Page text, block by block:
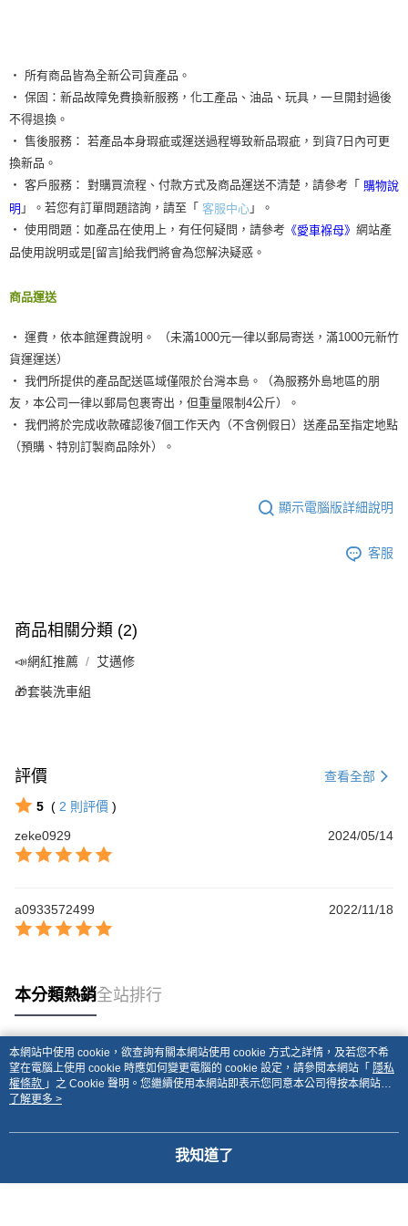
‧ 所有商品皆為全新公司貨產品。
‧ 保固：新品故障免費換新服務，化工產品、油品、玩具，一旦開封過後
不得退換。
‧ 售後服務： 若產品本身瑕疵或運送過程導致新品瑕疵，到貨7日內可更
換新品。
‧ 客戶服務： 對購買流程、付款方式及商品運送不清楚，請參考「 購物說
明 」。若您有訂單問題諮詢，請至「 客服中心 」。
‧ 使用問題：如產品在使用上，有任何疑問，請參考 《愛車褓母》 網站產
品使用說明或是[留言]給我們將會為您解決疑惑。
商品運送
‧ 運費，依本館運費說明。 （未滿1000元一律以郵局寄送，滿1000元新竹
貨運運送）
‧ 我們所提供的產品配送區域僅限於台灣本島。（為服務外島地區的朋
友，本公司一律以郵局包裹寄出，但重量限制4公斤）。
‧ 我們將於完成收款確認後7個工作天內（不含例假日）送產品至指定地點
（預購、特別訂製商品除外）。
顯示電腦版詳細說明
客服
商品相關分類 (2)
📣網紅推薦 艾邁修
🎁套裝洗車組
評價 查看全部
5 ( 2 則評價 )
zeke0929
2024/05/14
a0933572499 2022/11/18
本分類熱銷全站排行
熱門標籤
本網站中使用 cookie，欲查詢有關本網站使用 cookie 方式之詳情，及若您不希
望在電腦上使用 cookie 時應如何變更電腦的 cookie 設定，請參閱本網站「 隱私
權條款 」之 Cookie 聲明。您繼續使用本網站即表示您同意本公司得按本網站使
用條款之 Cookie 聲明使用 cookie。
了解更多 >
我知道了